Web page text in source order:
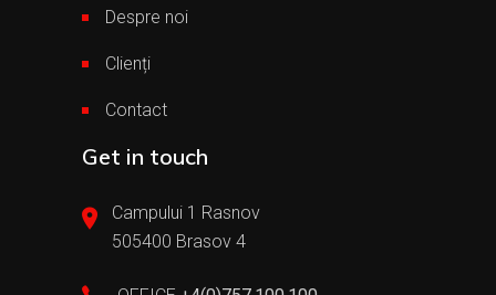
Despre noi
Clienți
Contact
Get in touch
Campului 1 Rasnov
505400 Brasov 4